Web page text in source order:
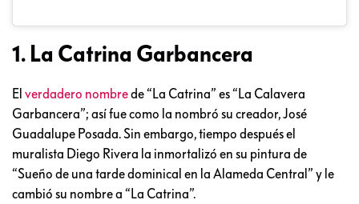
1. La Catrina Garbancera
El verdadero nombrede “La Catrina” es “La Calavera
Garbancera”; así fue como la nombró su creador, José
Guadalupe Posada. Sin embargo, tiempo después el
muralista Diego Rivera la inmortalizó en su pintura de
“Sueño de una tarde dominical en la Alameda Central” y le
cambió su nombre a “La Catrina”.